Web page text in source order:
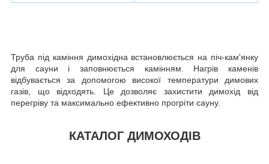
Труба під каміння димохідна встановлюється на піч-кам'янку
для сауни і заповнюється камінням. Нагрів каменів
відбувається за допомогою високої температури димових
газів, що відходять. Це дозволяє захистити димохід від
перегріву та максимально ефективно прогріти сауну.
КАТАЛОГ ДИМОХОДІВ